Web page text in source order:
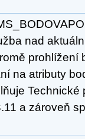
nad
prohlížení
na atributy
Technické
a zároveň